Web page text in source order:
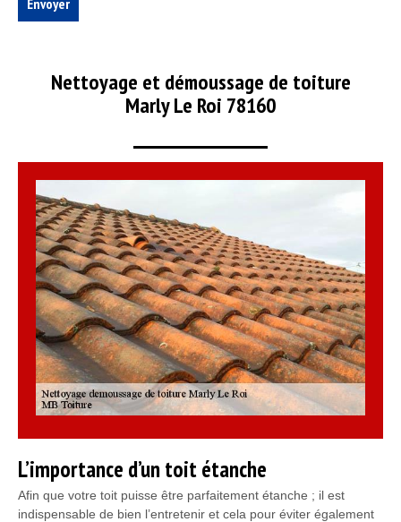
Nettoyage et démoussage de toiture
Marly Le Roi 78160
L’importance d’un toit étanche
Afin que votre toit puisse être parfaitement étanche ; il est
indispensable de bien l’entretenir et cela pour éviter également